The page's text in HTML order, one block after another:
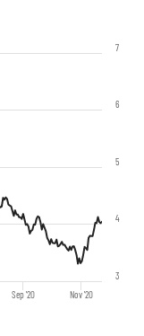
Sep '20 Nov '20
3
4
5
6
7